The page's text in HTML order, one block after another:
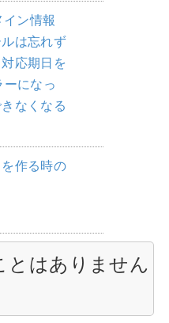
ン情報
は忘れず
応期日を
になっ
なくなる
作る時の
とはありません